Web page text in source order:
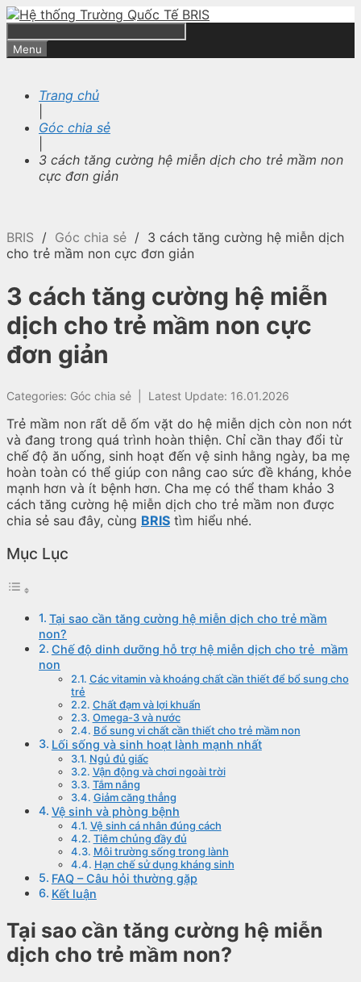
Skip
content
Search
Menu
Trang chủ
Góc chia sẻ
3 cách tăng cường hệ miễn dịch cho trẻ mầm non
cực đơn giản
BRIS / Góc chia sẻ / 3 cách tăng cường hệ miễn dịch
cho trẻ mầm non cực đơn giản
3 cách tăng cường hệ miễn
dịch cho trẻ mầm non cực
đơn giản
Categories: Góc chia sẻ Latest Update: 16.01.2026
Trẻ mầm non rất dễ ốm vặt do hệ miễn dịch còn non nớt
và đang trong quá trình hoàn thiện. Chỉ cần thay đổi từ
chế độ ăn uống, sinh hoạt đến vệ sinh hằng ngày, ba mẹ
hoàn toàn có thể giúp con nâng cao sức đề kháng, khỏe
mạnh hơn và ít bệnh hơn. Cha mẹ có thể tham khảo 3
cách tăng cường hệ miễn dịch cho trẻ mầm non được
chia sẻ sau đây, cùng BRIS tìm hiểu nhé.
Mục Lục
Tại sao cần tăng cường hệ miễn dịch cho trẻ mầm
non?
Chế độ dinh dưỡng hỗ trợ hệ miễn dịch cho trẻ mầm
non
Các vitamin và khoáng chất cần thiết để bổ sung cho
trẻ
Chất đạm và lợi khuẩn
Omega-3 và nước
Bổ sung vi chất cần thiết cho trẻ mầm non
Lối sống và sinh hoạt lành mạnh nhất
Ngủ đủ giấc
Vận động và chơi ngoài trời
Tắm nắng
Giảm căng thẳng
Vệ sinh và phòng bệnh
Vệ sinh cá nhân đúng cách
Tiêm chủng đầy đủ
Môi trường sống trong lành
Hạn chế sử dụng kháng sinh
FAQ – Câu hỏi thường gặp
Kết luận
Tại sao cần tăng cường hệ miễn
dịch cho trẻ mầm non?